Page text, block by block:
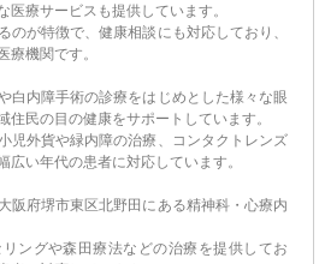
医療サービスも提供しています。
のが特徴で、健康相談にも対応しており、
療機関です。
白内障手術の診療をはじめとした様々な眼
住民の目の健康をサポートしています。
児外貨や緑内障の治療、コンタクトレンズ
広い年代の患者に対応しています。
阪府堺市東区北野田にある精神科・心療内
ングや森田療法などの治療を提供してお